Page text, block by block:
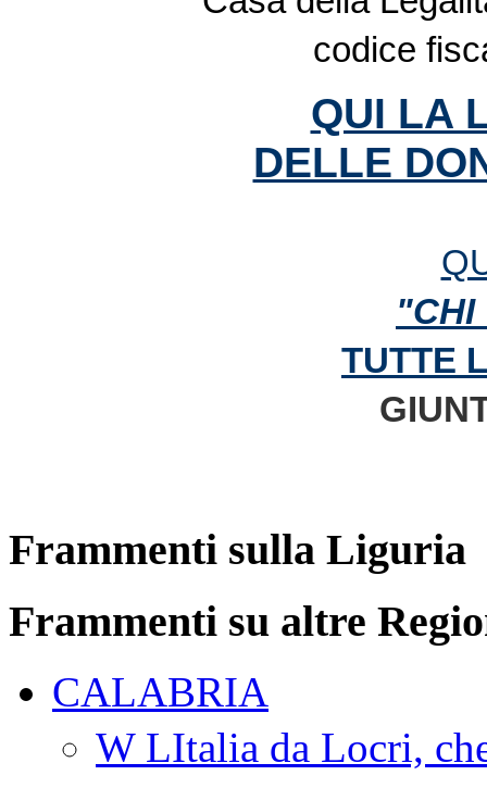
codice
QUI LA
DELLE
"CHI
TUTTE
Frammenti sulla Liguria
Frammenti su altre
CALABRIA
W LItalia da Locri,